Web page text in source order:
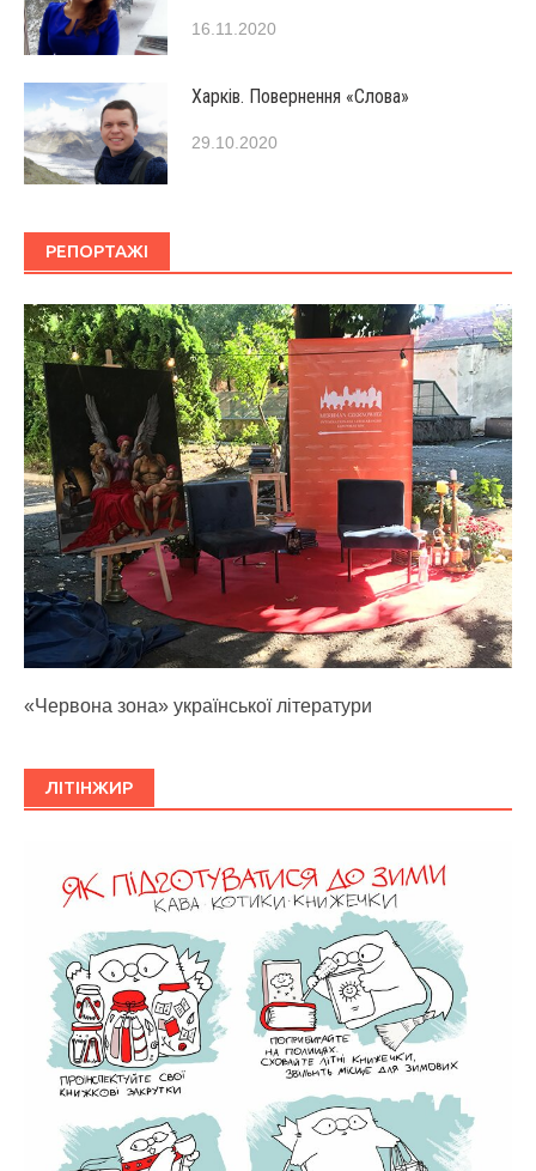
16.11.2020
Харків. Повернення «Слова»
29.10.2020
РЕПОРТАЖІ
«Червона зона» української літератури
ЛІТІНЖИР